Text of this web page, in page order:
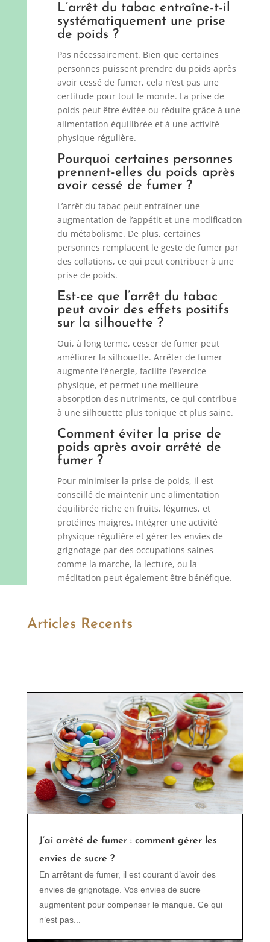
L’arrêt du tabac entraîne-t-il
systématiquement une prise
de poids ?
Pas nécessairement. Bien que certaines
personnes puissent prendre du poids après
avoir cessé de fumer, cela n’est pas une
certitude pour tout le monde. La prise de
poids peut être évitée ou réduite grâce à une
alimentation équilibrée et à une activité
physique régulière.
Pourquoi certaines personnes
prennent-elles du poids après
avoir cessé de fumer ?
L’arrêt du tabac peut entraîner une
augmentation de l’appétit et une modification
du métabolisme. De plus, certaines
personnes remplacent le geste de fumer par
des collations, ce qui peut contribuer à une
prise de poids.
Est-ce que l’arrêt du tabac
peut avoir des effets positifs
sur la silhouette ?
Oui, à long terme, cesser de fumer peut
améliorer la silhouette. Arrêter de fumer
augmente l’énergie, facilite l’exercice
physique, et permet une meilleure
absorption des nutriments, ce qui contribue
à une silhouette plus tonique et plus saine.
Comment éviter la prise de
poids après avoir arrêté de
fumer ?
Pour minimiser la prise de poids, il est
conseillé de maintenir une alimentation
équilibrée riche en fruits, légumes, et
protéines maigres. Intégrer une activité
physique régulière et gérer les envies de
grignotage par des occupations saines
comme la marche, la lecture, ou la
méditation peut également être bénéfique.
Articles Recents
J’ai arrêté de fumer : comment gérer les
envies de sucre ?
En arrêtant de fumer, il est courant d’avoir des
envies de grignotage. Vos envies de sucre
augmentent pour compenser le manque. Ce qui
n’est pas...